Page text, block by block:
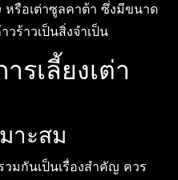
หรือเต่าซูลคาต้า ซึ่งมีขนาด
ร้าวเป็นสิ่งจำเป็น
รเลี้ยงเต่า
าะสม
วมกันเป็นเรื่องสำคัญ ควร